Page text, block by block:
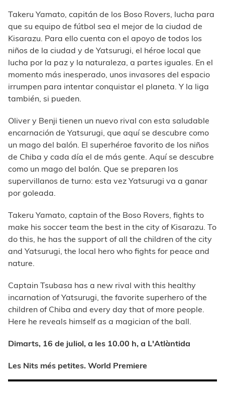
Takeru Yamato, capitán de los Boso Rovers, lucha para
que su equipo de fútbol sea el mejor de la ciudad de
Kisarazu. Para ello cuenta con el apoyo de todos los
niños de la ciudad y de Yatsurugi, el héroe local que
lucha por la paz y la naturaleza, a partes iguales. En el
momento más inesperado, unos invasores del espacio
irrumpen para intentar conquistar el planeta. Y la liga
también, si pueden.
Oliver y Benji tienen un nuevo rival con esta saludable
encarnación de Yatsurugi, que aquí se descubre como
un mago del balón. El superhéroe favorito de los niños
de Chiba y cada día el de más gente. Aquí se descubre
como un mago del balón. Que se preparen los
supervillanos de turno: esta vez Yatsurugi va a ganar
por goleada.
Takeru Yamato, captain of the Boso Rovers, fights to
make his soccer team the best in the city of Kisarazu. To
do this, he has the support of all the children of the city
and Yatsurugi, the local hero who fights for peace and
nature.
Captain Tsubasa has a new rival with this healthy
incarnation of Yatsurugi, the favorite superhero of the
children of Chiba and every day that of more people.
Here he reveals himself as a magician of the ball.
Dimarts, 16 de juliol, a les 10.00 h, a L'Atlàntida
Les Nits més petites. World Premiere